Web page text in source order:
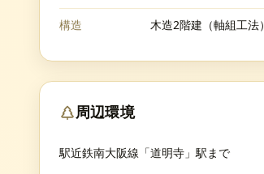
構造 木造2階建（軸組工法）
周辺環境
駅近鉄南大阪線「道明寺」駅まで